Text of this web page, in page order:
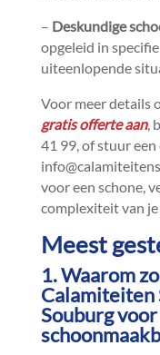
– Deskundige
opgeleid in
uiteenlopende
Voor meer details
gratis offerte aan,
41 99, of stuur een
voor een schone,
complexiteit van
Meest
1.​ Waarom
Calamiteiten
Souburg